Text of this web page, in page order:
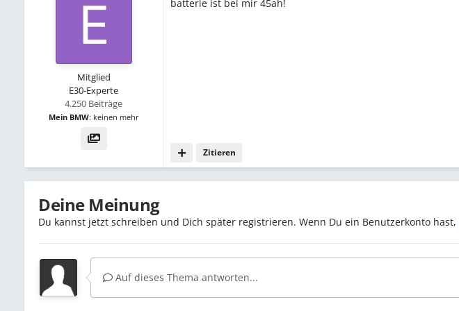
Mitglied
E30-Experte
4.250 Beiträge
Mein BMW: keinen mehr
batterie ist bei mir 45ah!
Zitieren
Deine Meinung
Du kannst jetzt schreiben und Dich später registrieren. Wenn Du ein Benutzerkonto hast,
Auf dieses Thema antworten...